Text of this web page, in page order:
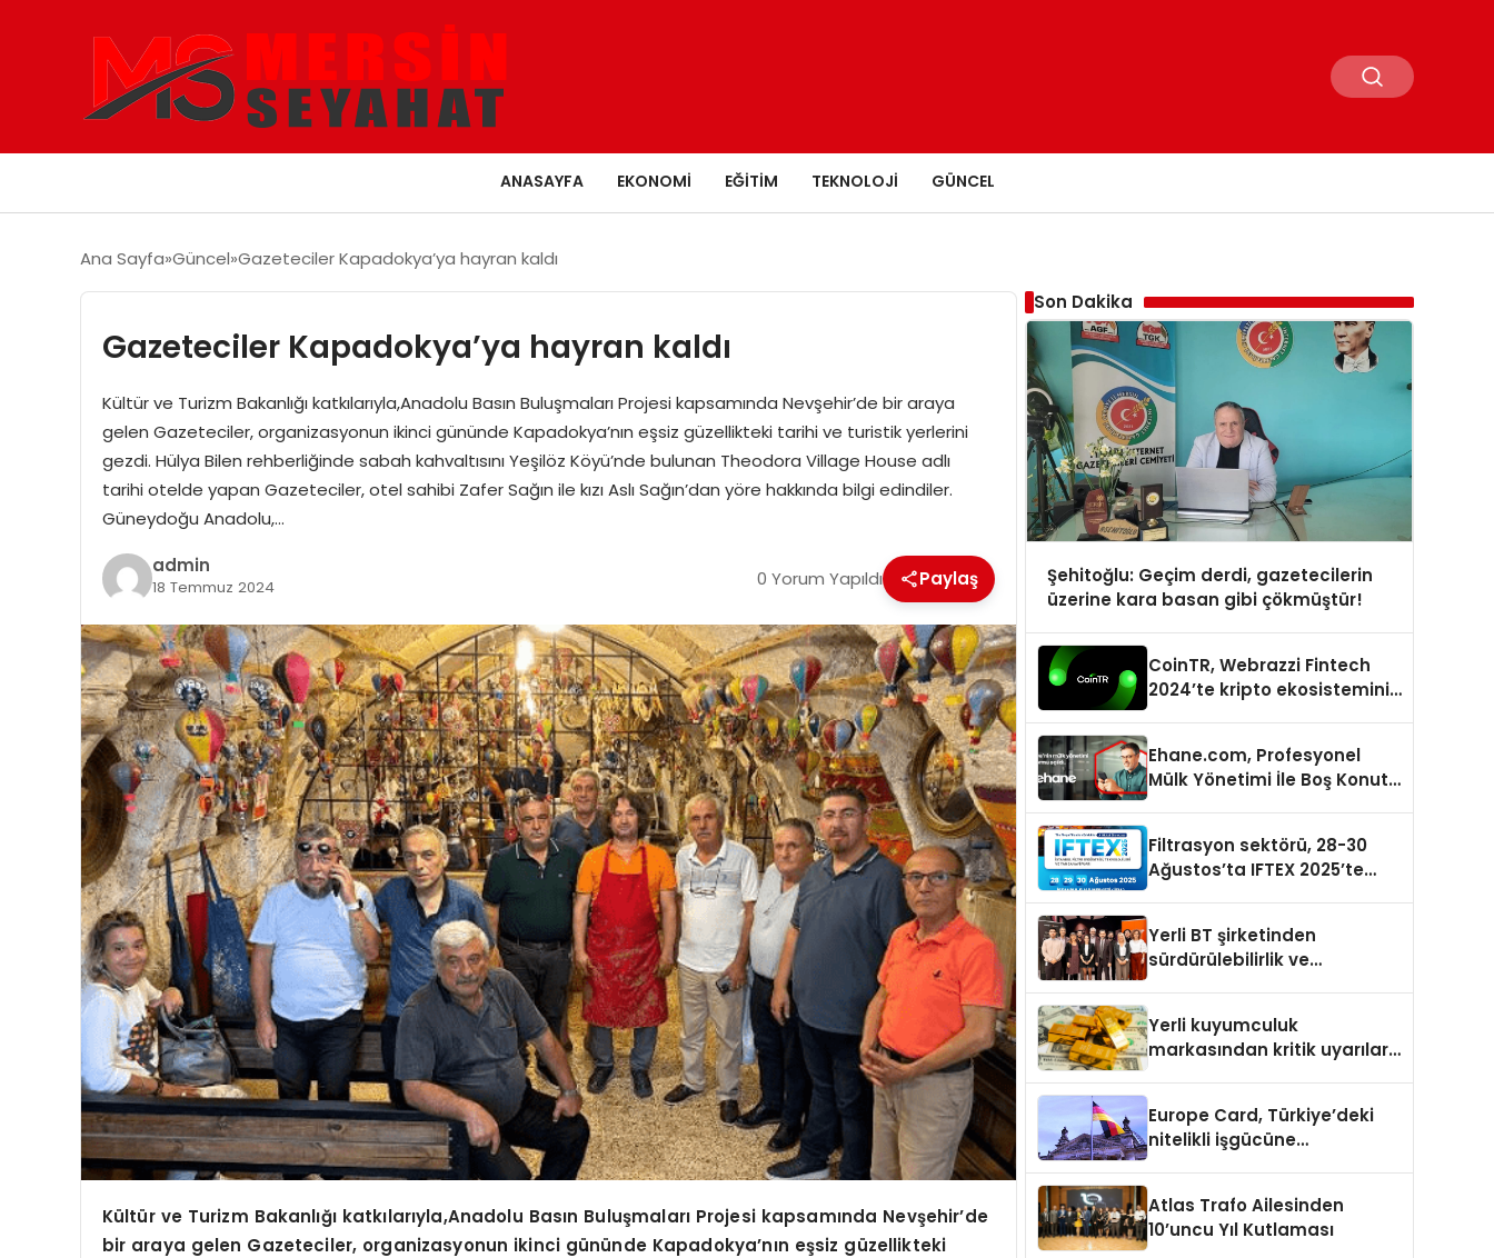
ANASAYFA EKONOMI EĞITIM TEKNOLOJI GÜNCEL
Ana Sayfa Güncel Gazeteciler Kapadokya’ya hayran kaldı
Gazeteciler Kapadokya’ya hayran kaldı
Kültür ve Turizm Bakanlığı katkılarıyla,Anadolu Basın Buluşmaları Projesi kapsamında Nevşehir’de bir araya
gelen Gazeteciler, organizasyonun ikinci gününde Kapadokya’nın eşsiz güzellikteki tarihi ve turistik yerlerini
gezdi. Hülya Bilen rehberliğinde sabah kahvaltısını Yeşilöz Köyü’nde bulunan Theodora Village House adlı
tarihi otelde yapan Gazeteciler, otel sahibi Zafer Sağın ile kızı Aslı Sağın’dan yöre hakkında bilgi edindiler.
Güneydoğu Anadolu,…
admin
18 Temmuz 2024 0 Yorum Yapıldı Paylaş
Kültür ve Turizm Bakanlığı katkılarıyla,Anadolu Basın Buluşmaları Projesi kapsamında Nevşehir’de
bir araya gelen Gazeteciler, organizasyonun ikinci gününde Kapadokya’nın eşsiz güzellikteki
Son Dakika
Şehitoğlu: Geçim derdi, gazetecilerin
üzerine kara basan gibi çökmüştür!
CoinTR, Webrazzi Fintech
2024’te kripto ekosisteminin
Ehane.com, Profesyonel
Mülk Yönetimi İle Boş Konut
Filtrasyon sektörü, 28-30
Ağustos’ta IFTEX 2025’te
Yerli BT şirketinden
sürdürülebilirlik ve
Yerli kuyumculuk
markasından kritik uyarılar:
Europe Card, Türkiye’deki
nitelikli işgücüne
Atlas Trafo Ailesinden
10’uncu Yıl Kutlaması